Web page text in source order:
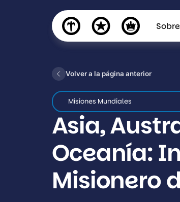
Volver a la página anterior
Misiones Mundiales
Asia,
Oceanía:
Misionero